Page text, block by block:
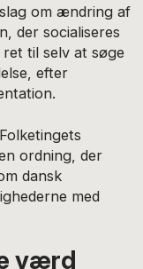
om ændring af
der socialiseres
til selv at søge
efter
ordning, der
dansk
med
værd